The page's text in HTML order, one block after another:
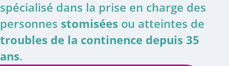
spécialisé dans la prise en charge des
personnes stomisées ou atteintes de
troubles de la continence depuis 35
ans.